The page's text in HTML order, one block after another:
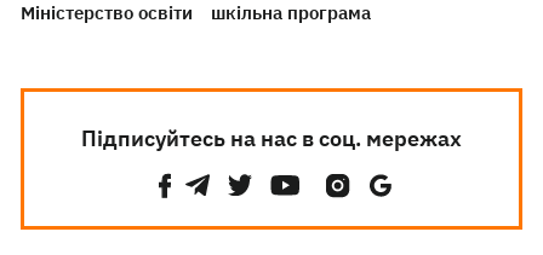
Міністерство освіти
шкільна програма
Підписуйтесь на нас в соц. мережах